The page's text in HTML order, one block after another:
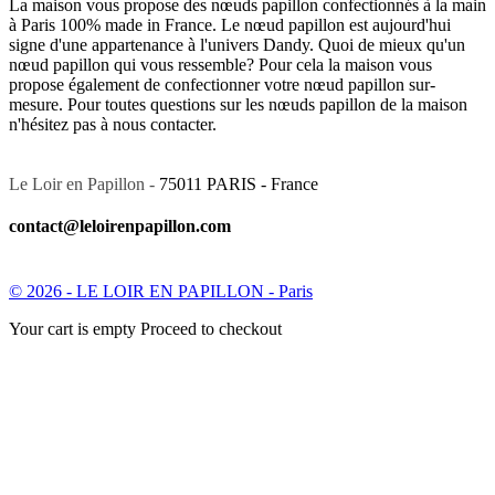
La maison vous propose des nœuds papillon confectionnés à la main
à Paris 100% made in France. Le nœud papillon est aujourd'hui
signe d'une appartenance à l'univers Dandy. Quoi de mieux qu'un
nœud papillon qui vous ressemble? Pour cela la maison vous
propose également de confectionner votre nœud papillon sur-
mesure. Pour toutes questions sur les nœuds papillon de la maison
n'hésitez pas à nous contacter.
Le Loir en Papillon - 75011 PARIS - France
contact@leloirenpapillon.com
© 2026 - LE LOIR EN PAPILLON - Paris
Your cart is empty Proceed to checkout